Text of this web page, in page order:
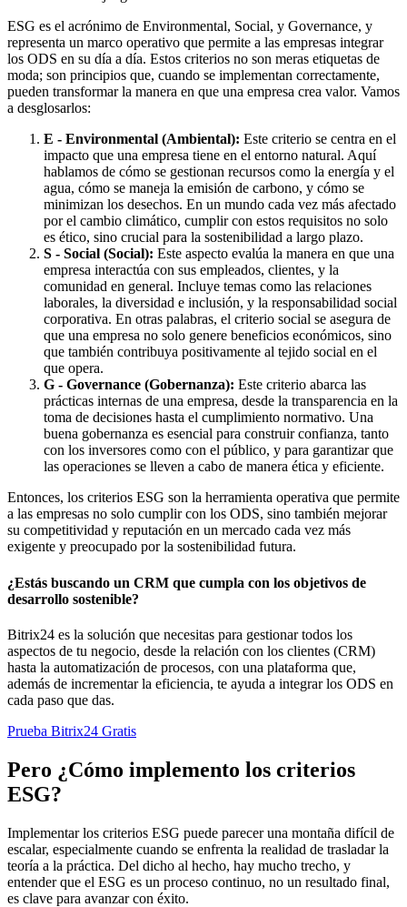
ESG es el acrónimo de Environmental, Social, y Governance, y
representa un marco operativo que permite a las empresas integrar
los ODS en su día a día. Estos criterios no son meras etiquetas de
moda; son principios que, cuando se implementan correctamente,
pueden transformar la manera en que una empresa crea valor. Vamos
a desglosarlos:
E - Environmental (Ambiental): Este criterio se centra en el
impacto que una empresa tiene en el entorno natural. Aquí
hablamos de cómo se gestionan recursos como la energía y el
agua, cómo se maneja la emisión de carbono, y cómo se
minimizan los desechos. En un mundo cada vez más afectado
por el cambio climático, cumplir con estos requisitos no solo
es ético, sino crucial para la sostenibilidad a largo plazo.
S - Social (Social): Este aspecto evalúa la manera en que una
empresa interactúa con sus empleados, clientes, y la
comunidad en general. Incluye temas como las relaciones
laborales, la diversidad e inclusión, y la responsabilidad social
corporativa. En otras palabras, el criterio social se asegura de
que una empresa no solo genere beneficios económicos, sino
que también contribuya positivamente al tejido social en el
que opera.
G - Governance (Gobernanza): Este criterio abarca las
prácticas internas de una empresa, desde la transparencia en la
toma de decisiones hasta el cumplimiento normativo. Una
buena gobernanza es esencial para construir confianza, tanto
con los inversores como con el público, y para garantizar que
las operaciones se lleven a cabo de manera ética y eficiente.
Entonces, los criterios ESG son la herramienta operativa que permite
a las empresas no solo cumplir con los ODS, sino también mejorar
su competitividad y reputación en un mercado cada vez más
exigente y preocupado por la sostenibilidad futura.
¿Estás buscando un CRM que cumpla con los objetivos de
desarrollo sostenible?
Bitrix24 es la solución que necesitas para gestionar todos los
aspectos de tu negocio, desde la relación con los clientes (CRM)
hasta la automatización de procesos, con una plataforma que,
además de incrementar la eficiencia, te ayuda a integrar los ODS en
cada paso que das.
Prueba Bitrix24 Gratis
Pero ¿Cómo implemento los criterios
ESG?
Implementar los criterios ESG puede parecer una montaña difícil de
escalar, especialmente cuando se enfrenta la realidad de trasladar la
teoría a la práctica. Del dicho al hecho, hay mucho trecho, y
entender que el ESG es un proceso continuo, no un resultado final,
es clave para avanzar con éxito.